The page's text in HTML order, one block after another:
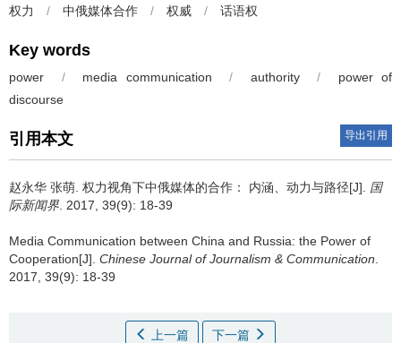
权力 / 中俄媒体合作 / 权威 / 话语权
Key words
power / media communication / authority /
power of
discourse
引用本文 导出引用
赵永华 张萌. 权力视角下中俄媒体的合作： 内涵、动力与路径[J]. 国
际新闻界 . 2017, 39(9): 18-39
Media Communication between China and Russia: the Power of
Cooperation[J]. Chinese Journal of Journalism & Communication
2017, 39(9): 18-39
上一篇 下一篇